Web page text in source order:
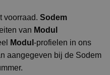
voorraad. Sodem
van Modul
Modul -profielen in ons
aangegeven bij de Sodem